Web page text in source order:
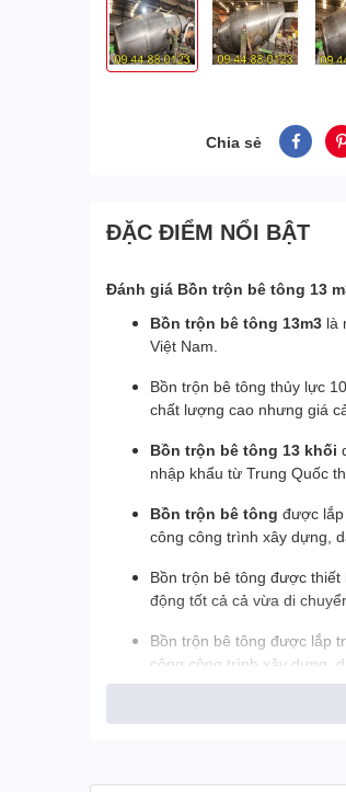
Chia sẻ
ĐẶC ĐIỂM NỔI BẬT
Đánh giá Bồn trộn bê tông 13
Bồn trộn bê tông 13m3 là
Việt Nam.
Bồn trộn bê tông thủy lực
chất lượng cao nhưng giá
Bồn trộn bê tông 13 khối
nhập khẩu từ Trung Quốc
Bồn trộn bê tông được
công công trình xây dựng,
Bồn trộn bê tông được
động tốt cả cả vừa di
Bồn trộn bê tông được lắp
công công trình xây dựng,
bê tông tươi dù di chuyển